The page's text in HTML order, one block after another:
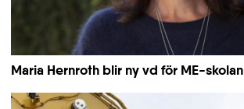
Maria Hernroth blir ny vd för ME-skolan